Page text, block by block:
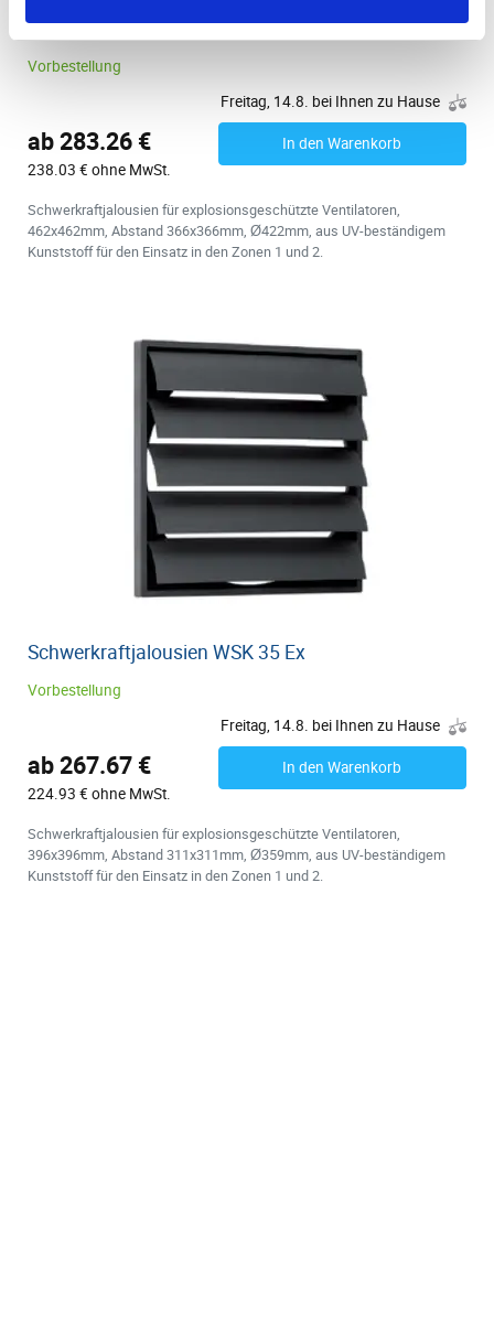
Schwerkraftjalousien WSK 40 Ex
Vorbestellung
Freitag, 14.8. bei Ihnen zu Hause
ab 283.26 €
238.03 € ohne MwSt.
In den Warenkorb
Schwerkraftjalousien für explosionsgeschützte Ventilatoren,
462x462mm, Abstand 366x366mm, Ø422mm, aus UV-beständigem
Kunststoff für den Einsatz in den Zonen 1 und 2.
Schwerkraftjalousien WSK 35 Ex
Vorbestellung
Freitag, 14.8. bei Ihnen zu Hause
ab 267.67 €
224.93 € ohne MwSt.
In den Warenkorb
Schwerkraftjalousien für explosionsgeschützte Ventilatoren,
396x396mm, Abstand 311x311mm, Ø359mm, aus UV-beständigem
Kunststoff für den Einsatz in den Zonen 1 und 2.